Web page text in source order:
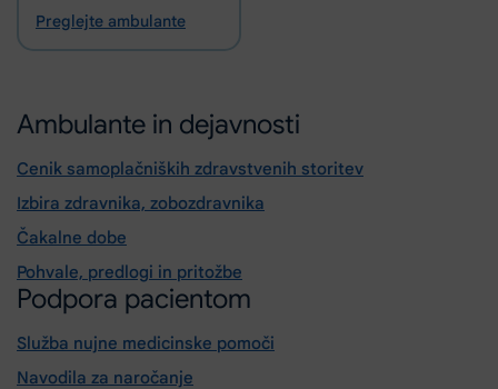
Preglejte ambulante
Ambulante in dejavnosti
Cenik samoplačniških zdravstvenih storitev
Izbira zdravnika, zobozdravnika
Čakalne dobe
Pohvale, predlogi in pritožbe
Podpora pacientom
Služba nujne medicinske pomoči
Navodila za naročanje